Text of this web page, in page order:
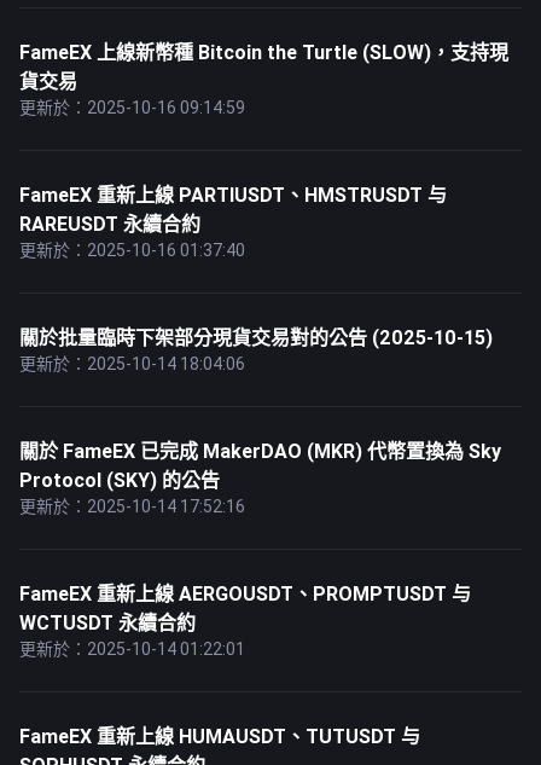
FameEX 上線新幣種 Bitcoin the Turtle (SLOW)，支持現
貨交易
更新於：2025-10-16 09:14:59
FameEX 重新上線 PARTIUSDT、HMSTRUSDT 与
RAREUSDT 永續合約
更新於：2025-10-16 01:37:40
關於批量臨時下架部分現貨交易對的公告 (2025-10-15)
更新於：2025-10-14 18:04:06
關於 FameEX 已完成 MakerDAO (MKR) 代幣置換為 Sky
Protocol (SKY) 的公告
更新於：2025-10-14 17:52:16
FameEX 重新上線 AERGOUSDT、PROMPTUSDT 与
WCTUSDT 永續合約
更新於：2025-10-14 01:22:01
FameEX 重新上線 HUMAUSDT、TUTUSDT 与